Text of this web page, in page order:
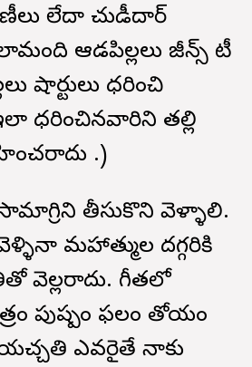
లేదా చుడీదార్
ఆడపిల్లలు జీన్స్ టీ
షార్టులు ధరించి
ధరించినవారిని తల్లి
.)
తీసుకొని వెళ్ళాలి.
మహాత్ముల దగ్గరికి
వెల్లరాదు. గీతలో
పుష్పం ఫలం తోయం
ఎవరైతే నాకు